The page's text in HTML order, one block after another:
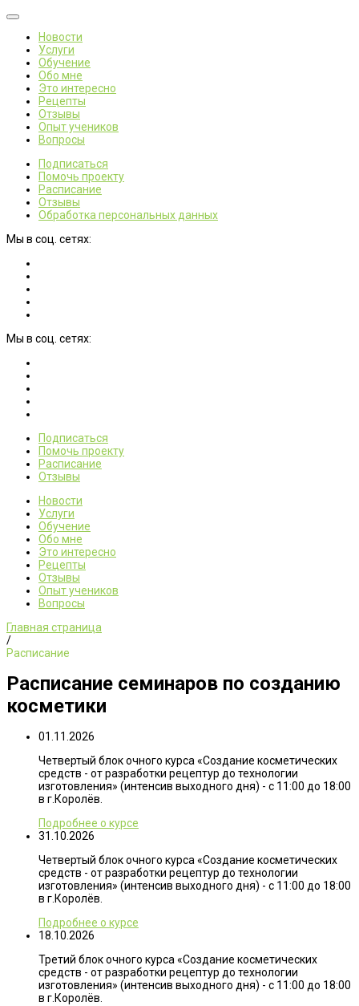
Новости
Услуги
Обучение
Обо мне
Это интересно
Рецепты
Отзывы
Опыт учеников
Вопросы
Подписаться
Помочь проекту
Расписание
Отзывы
Обработка персональных данных
Мы в соц. сетях:
Мы в соц. сетях:
Подписаться
Помочь проекту
Расписание
Отзывы
Новости
Услуги
Обучение
Обо мне
Это интересно
Рецепты
Отзывы
Опыт учеников
Вопросы
Главная страница
/
Расписание
Расписание семинаров по созданию
косметики
01.11.2026
Четвертый блок очного курса «Создание косметических
средств - от разработки рецептур до технологии
изготовления» (интенсив выходного дня) - с 11:00 до 18:00
в г.Королёв.
Подробнее о курсе
31.10.2026
Четвертый блок очного курса «Создание косметических
средств - от разработки рецептур до технологии
изготовления» (интенсив выходного дня) - с 11:00 до 18:00
в г.Королёв.
Подробнее о курсе
18.10.2026
Третий блок очного курса «Создание косметических
средств - от разработки рецептур до технологии
изготовления» (интенсив выходного дня) - с 11:00 до 18:00
в г.Королёв.